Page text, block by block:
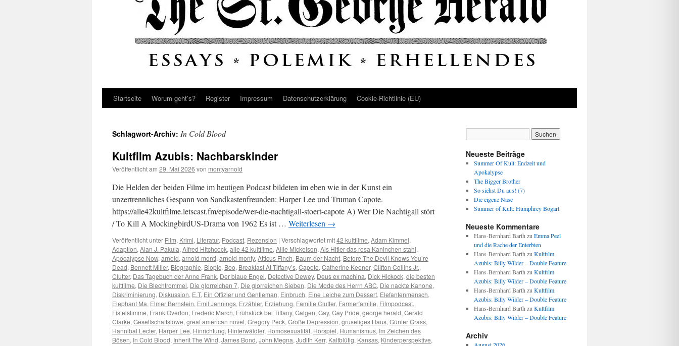
Startseite Worum geht’s? Register Impressum Datenschutz­erklärung Cookie-Richtlinie (EU)
Schlagwort-Archiv: In Cold Blood
Kultfilm Azubis: Nachbarskinder
Veröffentlicht am 29. Mai 2026 von montyarnold
Die Helden der beiden Filme im heutigen Podcast bildeten im eben wie in der Kunst ein
unzertrennliches Gespann von Sandkastenfreunden: Harper Lee und Truman Capote.
https://alle42kultfilme.letscast.fm/episode/wer-die-nachtigall-stoert-capote A) Wer Die Nachtigall stört
/ To Kill A MockingbirdUS-Drama von 1962 Es ist … Weiterlesen →
Veröffentlicht unter Film, Krimi, Literatur, Podcast, Rezension | Verschlagwortet mit42 kultfilme, Adam Kimmel,
Adaption, Alan J. Pakula, Alfred Hitchcock, alle 42 kultfilme, Allie Mickelson, Als Hitler das rosa Kaninchen stahl,
Apocalypse Now, arnold, arnold monti, arnold monty, Atticus Finch, Baum der Nacht, Before The Devil Knows You’re
Dead, Bennett Miller, Biographie, Biopic, Boo, Breakfast At Tiffany’s, Capote, Catherine Keener, Clifton Collins Jr.,
Clutter, Das Tagebuch der Anne Frank, Der blaue Engel, Detective Dewey, Deus ex machina, Dick Hickock, die besten
kultfilme, Die Blechtrommel, Die glorreichen 7, Die glorreichen Sieben, Die Mode des Herrn ABC, Die nackte Kanone,
Diskriminierung, Diskussion, E.T, Ein Offizier und Gentleman, Einbruch, Eine Leiche zum Dessert, Elefantenmensch,
Elephant Ma, Elmer Bernstein, Emil Jannings, Erzähler, Erziehung, Familie Clutter, Farmerfamilie, Filmpodcast,
Fistelstimme, Frank Overton, Frederic March, Frühstück bei Tiffany, Galgen, Gay, Gay Pride, george herald, Gerald
Clarke, Gesellschaftslöwe, great american novel, Gregory Peck, Große Depression, gruseliges Haus, Günter Grass,
Hannibal Lecter, Harper Lee, Hinrichtung, Hinterwäldler, Homosexualität, Hörspiel, Humanismus, Im Zeichen des
Bösen, In Cold Blood, Inherit The Wind, James Bond, John Megna, Judith Kerr, Kaltblütig, Kansas, Kinderperspektive,
Neueste Beiträge
Summer Of Kult: Endzeit und
Apokalypse
The Bigger Brother
So siehst Du aus! (7)
Die eigene Nase
Summer of Kult: Humphrey Bogart
Neueste Kommentare
Hans-Bernhard Barth zu Emma Peel
und die Rache der Enterbten
Hans-Bernhard Barth zu Kultfilm
Azubis: Billy Wilder – Double Feature
Hans-Bernhard Barth zu Kultfilm
Azubis: Billy Wilder – Double Feature
Hans-Bernhard Barth zu Kultfilm
Azubis: Billy Wilder – Double Feature
Hans-Bernhard Barth zu Kultfilm
Azubis: Billy Wilder – Double Feature
Archiv